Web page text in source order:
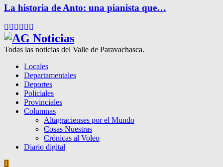
La historia de Anto: una pianista que…
Facebook
Twitter
Instagram
Pinterest
Google
Todas las noticias del Valle de Paravachasca.
Locales
Departamentales
Deportes
Policiales
Provinciales
Columnas
Altagracienses por el Mundo
Cosas Nuestras
Crónicas al Voleo
Diario digital